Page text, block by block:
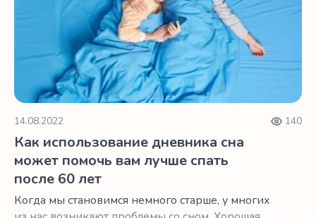
14.08.2022 140
Как использование дневника сна
может помочь вам лучше спать
после 60 лет
Когда мы становимся немного старше, у многих